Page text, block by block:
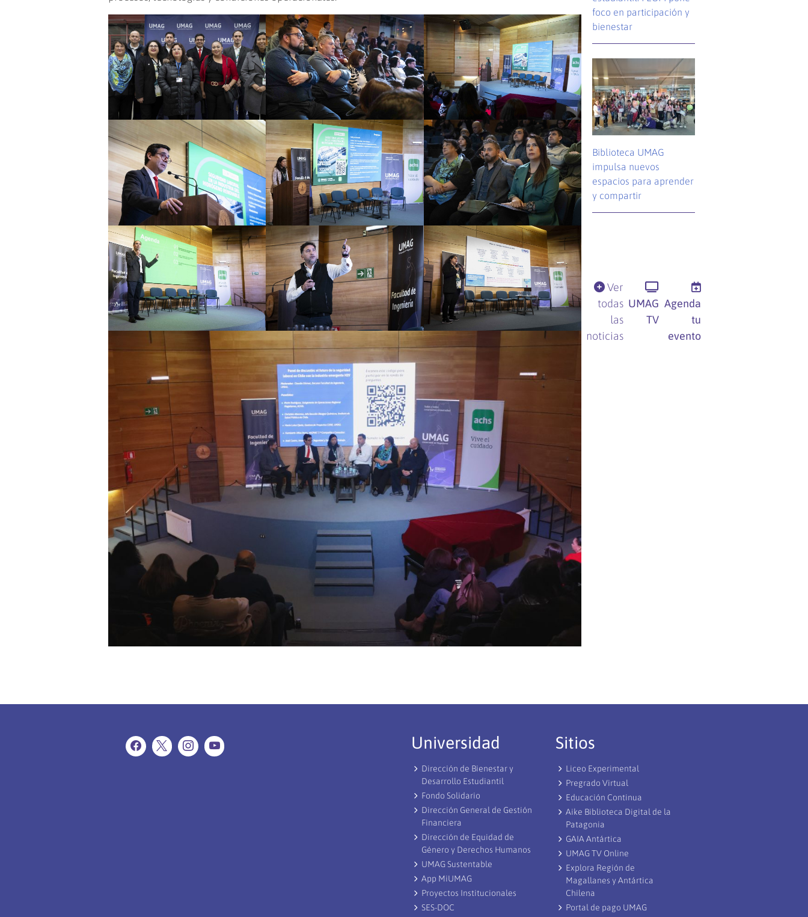
foco en participación y
bienestar
Biblioteca UMAG
impulsa nuevos
espacios para aprender
y compartir
Ver
todas
las
noticias
UMAG
TV
Agenda
tu
evento
Universidad
Dirección de Bienestar y
Desarrollo Estudiantil
Fondo Solidario
Dirección General de Gestión
Financiera
Dirección de Equidad de
Género y Derechos Humanos
UMAG Sustentable
App MiUMAG
Proyectos Institucionales
SES-DOC
Sitios
Liceo Experimental
Pregrado Virtual
Educación Continua
Aike Biblioteca Digital de la
Patagonia
GAIA Antártica
UMAG TV Online
Explora Región de
Magallanes y Antártica
Chilena
Portal de pago UMAG